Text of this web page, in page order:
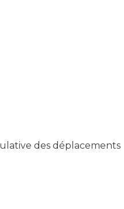
des déplacements